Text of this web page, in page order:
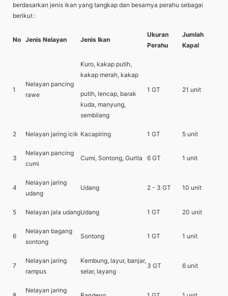
berdasarkan jenis ikan yang tangkap dan besarnya perahu sebagai
berikut :
No Jenis Nelayan Jenis Ikan
Ukuran
Perahu
Jumlah
Kapal
1
Nelayan pancing
rawe
Kuro, kakap putih,
kakap merah, kakap
putih, lencap, barak
kuda, manyung,
sembilang
1 GT 21 unit
2 Nelayan jaring icik Kacapiring 1 GT 5 unit
3
Nelayan pancing
cumi
Cumi, Sontong, Gurita 6 GT 1 unit
4
Nelayan jaring
udang
Udang 2 - 3 GT 10 unit
5 Nelayan jala udangUdang 1 GT 20 unit
6
Nelayan bagang
sontong
Sontong 1 GT 1 unit
7
Nelayan jaring
rampus
Kembung, layur, banjar,
selar, layang
3 GT 6 unit
Nelayan jaring